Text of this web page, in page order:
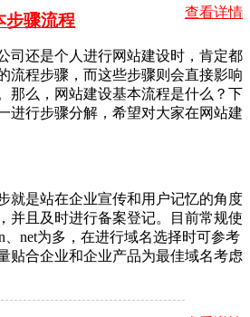
查看详情
步骤流程
司还是个人进行网站建设时，肯定都
流程步骤，而这些步骤则会直接影响
那么，网站建设基本流程是什么？下
进行步骤分解，希望对大家在网站建
就是站在企业宣传和用户记忆的角度
并且及时进行备案登记。目前常规使
、net为多，在进行域名选择时可参考
贴合企业和企业产品为最佳域名考虑